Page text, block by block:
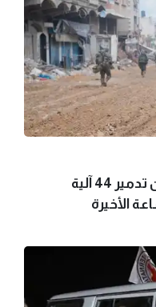
إعلام فلسطيني: الفصائل تعلن تدمير 44 آلية